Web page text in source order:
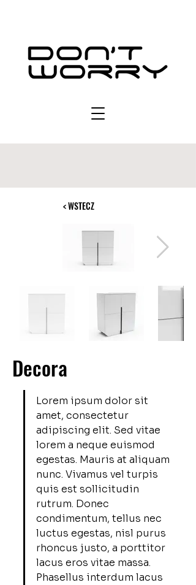
< WSTECZ
Decora
Lorem ipsum dolor sit
amet, consectetur
adipiscing elit. Sed vitae
lorem a neque euismod
egestas. Mauris at aliquam
nunc. Vivamus vel turpis
quis est sollicitudin
rutrum. Donec
condimentum, tellus nec
luctus egestas, nisl purus
rhoncus justo, a porttitor
lacus eros vitae massa.
Phasellus interdum lacus